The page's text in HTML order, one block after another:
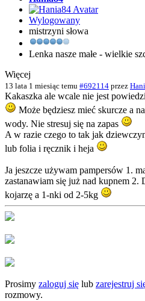
Wylogowany
mistrzyni słowa
Lenka nasze małe - wielkie
Więcej
13 lata 1 miesiąc temu #692114 przez
Kakaszka ale wcale nie jest
Może będziesz mieć skurcze a
wody. Nie stresuj się na zapas
A w razie czego to tak jak
lub folia i ręcznik i heja
Ja jeszcze używam pampersów 1.
zastanawiam się już nad kupnem
kojarzę a 1-nki od 2-5kg
Prosimy zaloguj się lub zarejestruj
rozmowy.